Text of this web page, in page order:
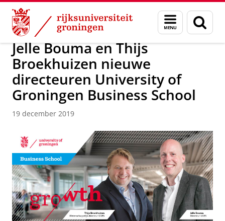
Skip
Content
Skip
Navigation
Menu
en
zoeken
Over ons Actueel Nieuws Nieuwsberichten
Jelle Bouma en Thijs
Broekhuizen nieuwe
directeuren University of
Groningen Business School
19 december 2019